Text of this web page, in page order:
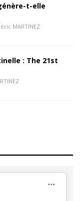
t-elle
MARTINEZ
: The 21st